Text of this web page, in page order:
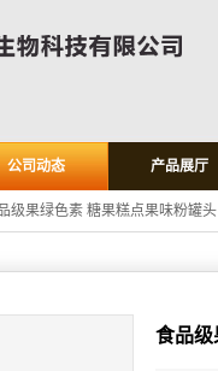
公司动态 产品展厅
级果绿色素 糖果糕点果味粉罐
食品级